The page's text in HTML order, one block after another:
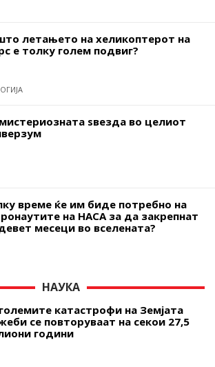
летањето на хеликоптерот на
е толку голем подвиг?
ѕвезда во целиот
време ќе им биде потребно на
на НАСА за да закрепнат
месеци во вселената?
НАУКА
катастрофи на Земјата
се повторуваат на секои 27,5
години